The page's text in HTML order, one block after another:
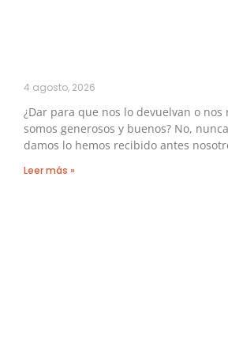
4 agosto, 2026
¿Dar para que nos lo devuelvan o nos
somos generosos y buenos? No,
damos lo hemos recibido antes
Leer más »